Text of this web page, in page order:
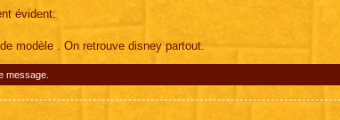
évident:
modèle . On retrouve disney partout.
message.